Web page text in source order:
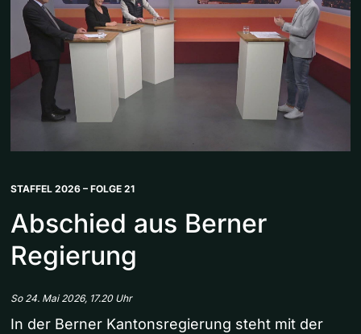
STAFFEL 2026 – FOLGE 21
Abschied aus Berner
Regierung
So 24. Mai 2026, 17.20 Uhr
In der Berner Kantonsregierung steht mit der